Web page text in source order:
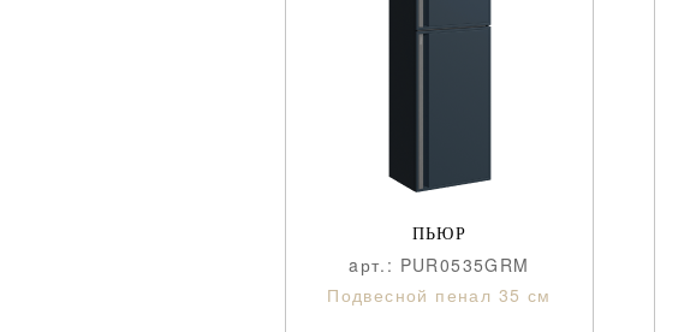
ПЬЮР
aрт.: PUR0535GRM
Подвесной пенал 35 см